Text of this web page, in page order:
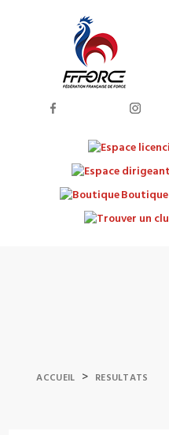
Boutique
ACCUEIL > RESULTATS